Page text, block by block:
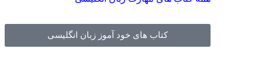
کتاب های خود آموز زبان انگلیسی